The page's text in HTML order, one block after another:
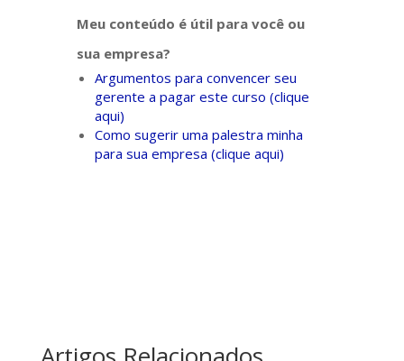
Meu conteúdo é útil para você ou
sua empresa?
Argumentos para convencer seu
gerente a pagar este curso (clique
aqui)
Como sugerir uma palestra minha
para sua empresa (clique aqui)